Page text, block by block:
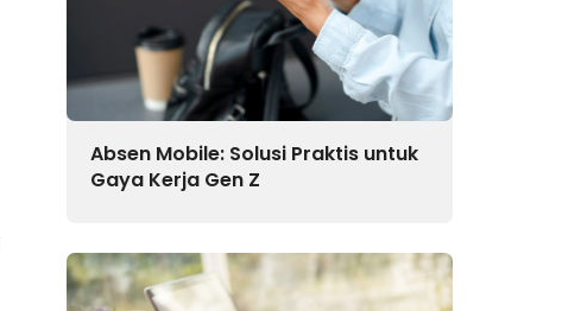
Absen Mobile: Solusi Praktis untuk
Gaya Kerja Gen Z